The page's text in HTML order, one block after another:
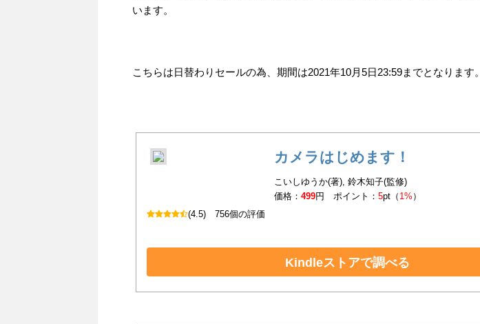
います。
こちらは日替わりセールの為、期間は2021年10月5日23:59までとなります。
カメラはじめます！
こいしゆうか(著), 鈴木知子(監修)
価格：499円 ポイント：5pt（ 1% ）
(4.5) 756個の評価
Kindleストアで調べる